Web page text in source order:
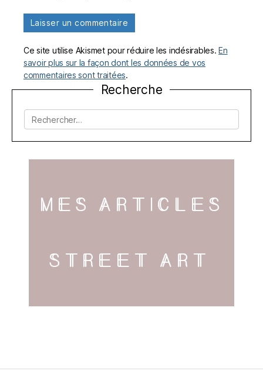
Ce site utilise Akismet pour réduire les indésirables. En
savoir plus sur la façon dont les données de vos
commentaires sont traitées.
Recherche
Rechercher :